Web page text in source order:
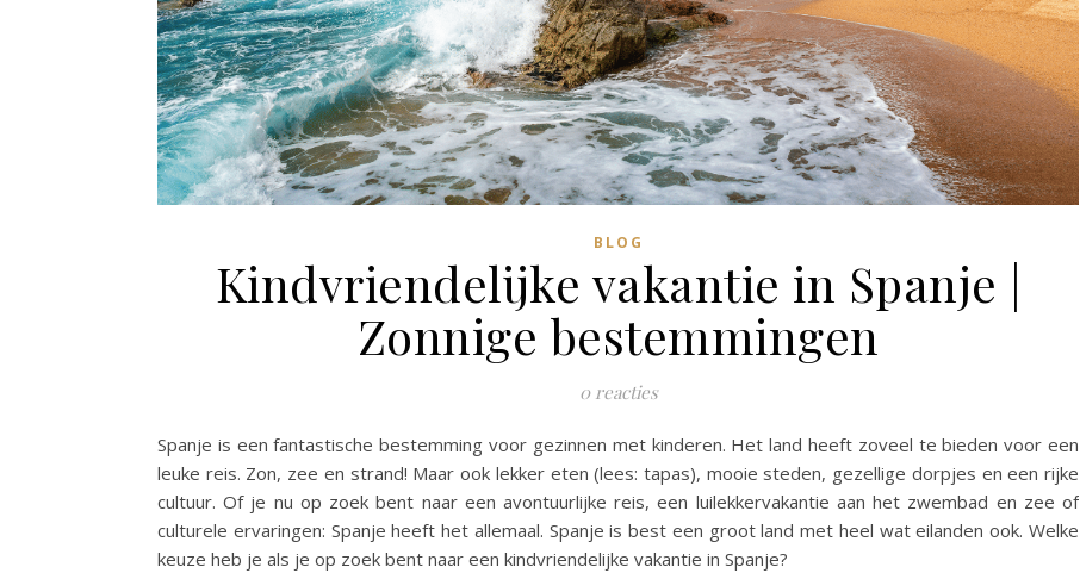
BLOG
Kindvriendelijke vakantie in Spanje |
Zonnige bestemmingen
0 reacties
Spanje is een fantastische bestemming voor gezinnen met kinderen. Het land heeft zoveel te bieden voor een
leuke reis. Zon, zee en strand! Maar ook lekker eten (lees: tapas), mooie steden, gezellige dorpjes en een rijke
cultuur. Of je nu op zoek bent naar een avontuurlijke reis, een luilekkervakantie aan het zwembad en zee of
culturele ervaringen: Spanje heeft het allemaal. Spanje is best een groot land met heel wat eilanden ook. Welke
keuze heb je als je op zoek bent naar een kindvriendelijke vakantie in Spanje?